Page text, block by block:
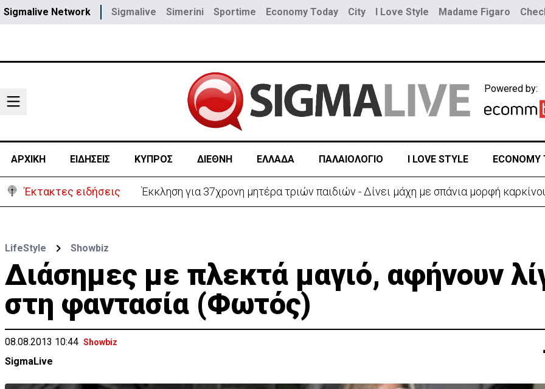
Sigmalive Network Sigmalive Simerini Sportime Economy Today City I Love Style Madame Figaro
Powered by:
ΑΡΧΙΚΗ ΕΙΔΗΣΕΙΣ ΚΥΠΡΟΣ ΔΙΕΘΝΗ ΕΛΛΑΔΑ ΠΑΛΑΙΟΛΟΓΙΟ I LOVE STYLE ECONOMY
Έκτακτες ειδήσεις Στο «κίτρινο» η Κύπρος- Νέα προειδοποίηση για εξαιρετικά υψηλές θερμοκρασίες
LifeStyle Showbiz
Διάσημες με πλεκτά μαγιό, αφήνουν
στη φαντασία (Φωτός)
08.08.2013 10:44 Showbiz
SigmaLive